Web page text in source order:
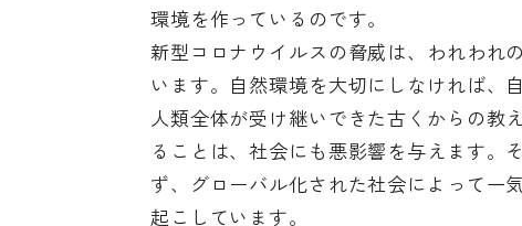
環境を作っているのです。
新型コロナウイルスの脅威は、われわれ
います。自然環境を大切にしなければ、
人類全体が受け継いできた古くからの教
ることは、社会にも悪影響を与えます。
ず、グローバル化された社会によって一
起こしています。